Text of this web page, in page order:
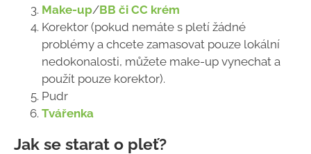
Make-up/BB či CC krém
Korektor (pokud nemáte s pletí žádné
problémy a chcete zamasovat pouze lokální
nedokonalosti, můžete make-up vynechat a
použít pouze korektor).
Pudr
Tvářenka
Jak se starat o pleť?